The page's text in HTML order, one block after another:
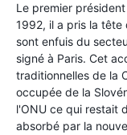
Le premier
1992, il a pris la tête
sont enfuis du
signé à Paris. Cet
traditionnelles de la
occupée de la
l'ONU ce qui restait
absorbé par la